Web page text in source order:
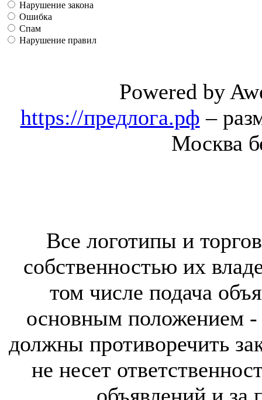
Нарушение закона
Ошибка
Спам
Нарушение правил
Powered by
https://предлога.рф –
Москва
Все логотипы и
собственностью их
том числе подача
основным положением -
должны противоречить
не несет